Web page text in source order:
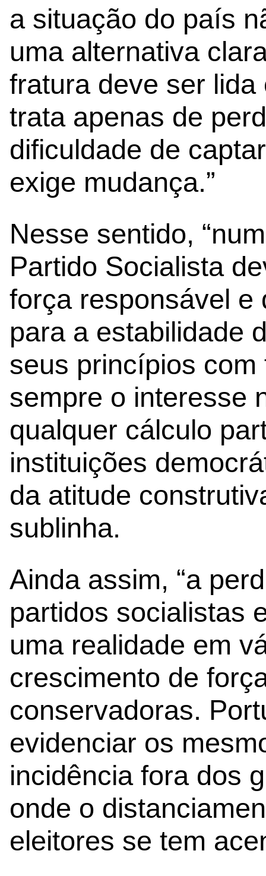
a situação do país
uma alternativa
fratura deve ser
trata apenas de
dificuldade de
exige mudança.”
Nesse sentido,
Partido Socialista
força responsável e
para a estabilidade
seus princípios
sempre o interesse
qualquer cálculo
instituições
da atitude
sublinha.
Ainda assim, “a
partidos socialistas
uma realidade em
crescimento de
conservadoras.
evidenciar os
incidência fora dos
onde o
eleitores se tem